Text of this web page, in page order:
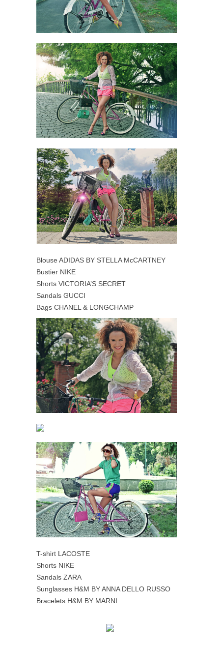
Blouse ADIDAS BY STELLA McCARTNEY
Bustier NIKE
Shorts VICTORIA’S SECRET
Sandals GUCCI
Bags CHANEL & LONGCHAMP
T-shirt LACOSTE
Shorts NIKE
Sandals ZARA
Sunglasses H&M BY ANNA DELLO RUSSO
Bracelets H&M BY MARNI